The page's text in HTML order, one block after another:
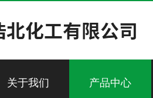
关于我们 产品中心